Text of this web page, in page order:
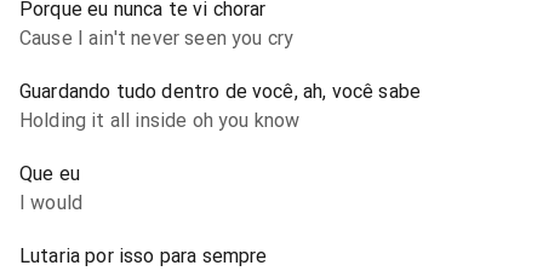
Porque eu nunca te vi chorar
Cause I ain't never seen you cry
Guardando tudo dentro de você, ah, você sabe
Holding it all inside oh you know
Que eu
I would
Lutaria por isso para sempre